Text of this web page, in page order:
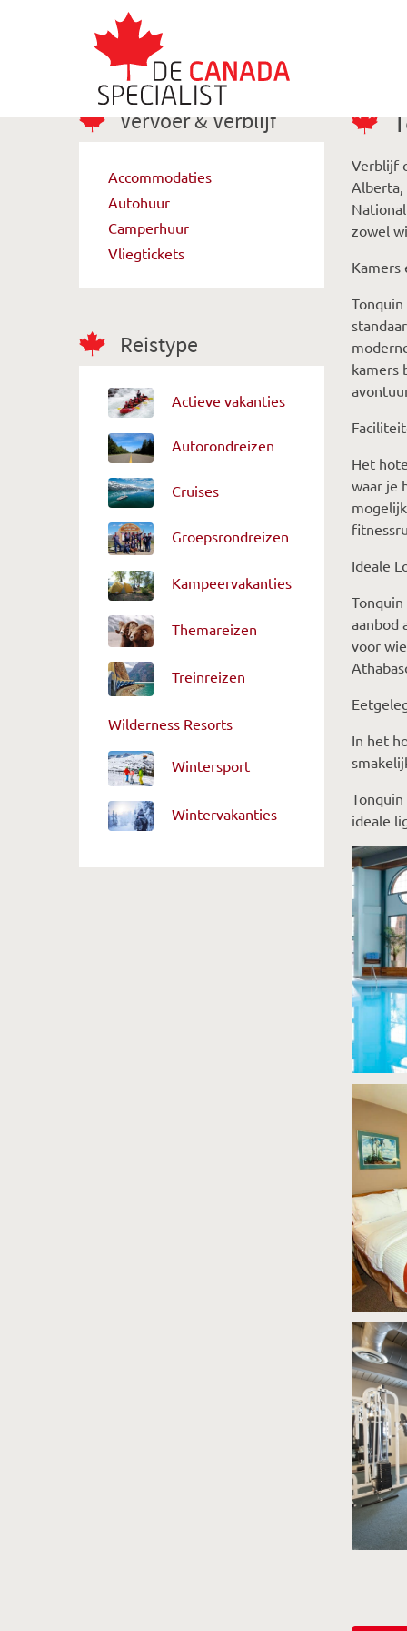
Vervoer & Verblijf
Accommodaties
Autohuur
Camperhuur
Vliegtickets
Reistype
Actieve vakanties
Autorondreizen
Cruises
Groepsrondreizen
Kampeervakanties
Themareizen
Treinreizen
Wilderness Resorts
Wintersport
Wintervakanties
Verblijf
Alberta,
zowel
Kamers
kamers
Het
waar je
Ideale
aanbod
voor
In het
ideale